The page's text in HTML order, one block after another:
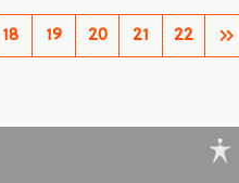
18 19 20 21 22